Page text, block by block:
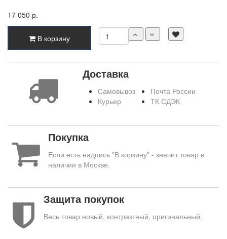
17 050 р.
В корзину
Доставка
Самовывоз
Курьер
Почта России
ТК СДЭК
Покупка
Если есть надпись "В корзину" - значит товар в
наличии в Москве.
Защита покупок
Весь товар новый, контрактный, оригинальный.